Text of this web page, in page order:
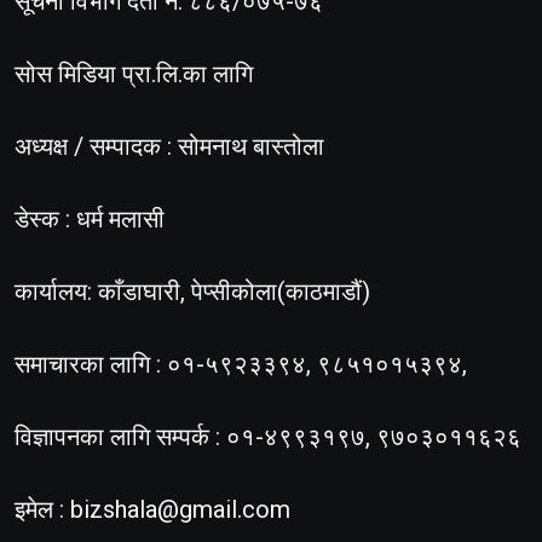
सोस मिडिया प्रा.लि.का लागि
अध्यक्ष / सम्पादक : सोमनाथ बास्तोला
डेस्क : धर्म मलासी
कार्यालय: काँडाघारी, पेप्सीकोला(काठमाडौं)
समाचारका लागि : ०१-५९२३३९४, ९८५१०१५३९४,
विज्ञापनका लागि सम्पर्क : ०१-४९९३१९७, ९७०३०११६२६
इमेल : bizshala@gmail.com